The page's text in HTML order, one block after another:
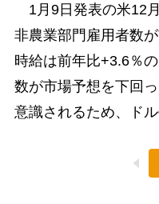
1月9日発表の米12
非農業部門雇用者数
時給は前年比+3.6％
数が市場予想を下回
意識されるため、ド